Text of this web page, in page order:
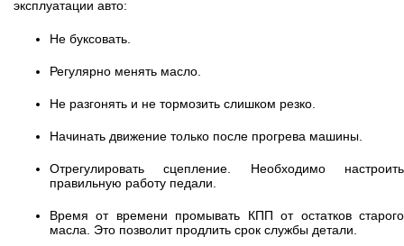
эксплуатации авто:
Не буксовать.
Регулярно менять масло.
Не разгонять и не тормозить слишком резко.
Начинать движение только после прогрева машины.
Отрегулировать сцепление. Необходимо настроить
правильную работу педали.
Время от времени промывать КПП от остатков старого
масла. Это позволит продлить срок службы детали.